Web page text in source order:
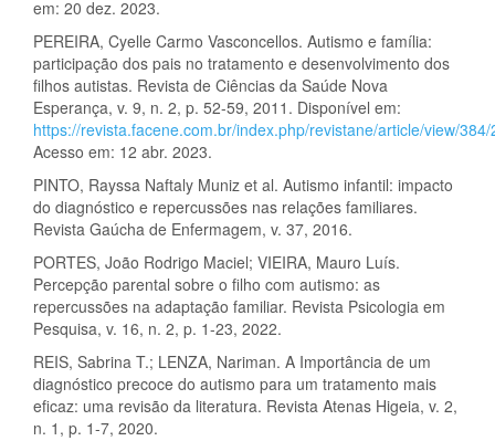
em: 20 dez. 2023.
PEREIRA, Cyelle Carmo Vasconcellos. Autismo e família:
participação dos pais no tratamento e desenvolvimento dos
filhos autistas. Revista de Ciências da Saúde Nova
Esperança, v. 9, n. 2, p. 52-59, 2011. Disponível em:
https://revista.facene.com.br/index.php/revistane/article/view/384/
Acesso em: 12 abr. 2023.
PINTO, Rayssa Naftaly Muniz et al. Autismo infantil: impacto
do diagnóstico e repercussões nas relações familiares.
Revista Gaúcha de Enfermagem, v. 37, 2016.
PORTES, João Rodrigo Maciel; VIEIRA, Mauro Luís.
Percepção parental sobre o filho com autismo: as
repercussões na adaptação familiar. Revista Psicologia em
Pesquisa, v. 16, n. 2, p. 1-23, 2022.
REIS, Sabrina T.; LENZA, Nariman. A Importância de um
diagnóstico precoce do autismo para um tratamento mais
eficaz: uma revisão da literatura. Revista Atenas Higeia, v. 2,
n. 1, p. 1-7, 2020.